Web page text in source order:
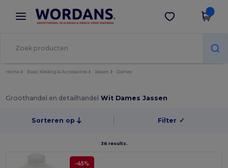
× Wordans-app
Betere prijzen in de app!
Download app
Home Basic Kleding & Accessoires Jassen Dames
Groothandel en detailhandel Wit Dames Jassen
Sorteren op Filter ✓
36 results.
-45%